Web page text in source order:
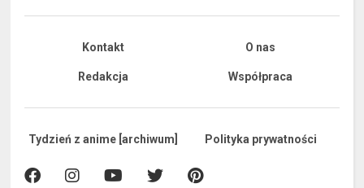
Kontakt O nas
Redakcja Współpraca
Tydzień z anime [archiwum] Polityka prywatności